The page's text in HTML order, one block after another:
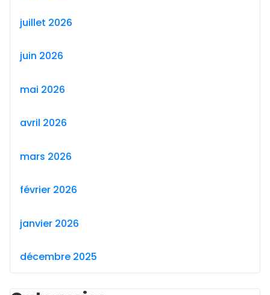
juillet 2026
juin 2026
mai 2026
avril 2026
mars 2026
février 2026
janvier 2026
décembre 2025